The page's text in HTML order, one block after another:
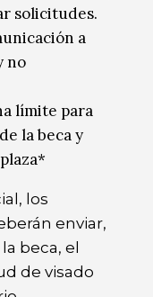
solicitudes.
a
no
límite para
la beca y
los
enviar,
beca, el
de visado